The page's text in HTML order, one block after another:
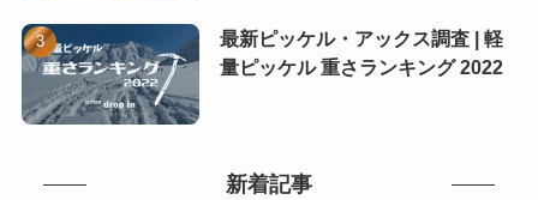
最新ピッケル・アックス調査 | 軽
量ピッケル 重さランキング 2022
新着記事